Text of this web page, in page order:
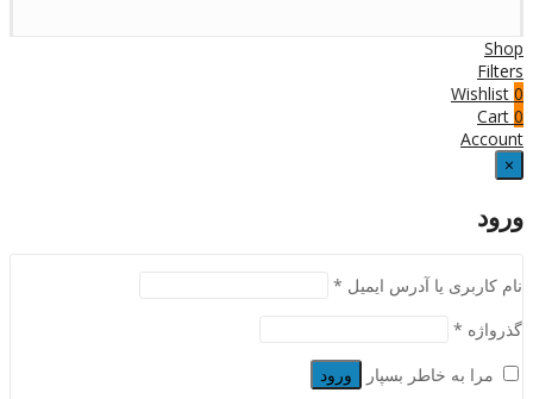
Shop
Filters
0
Wishlist
0
Cart
Account
×
ورود
نام کاربری یا آدرس ایمیل *
گذرواژه *
مرا به خاطر بسپار
ورود